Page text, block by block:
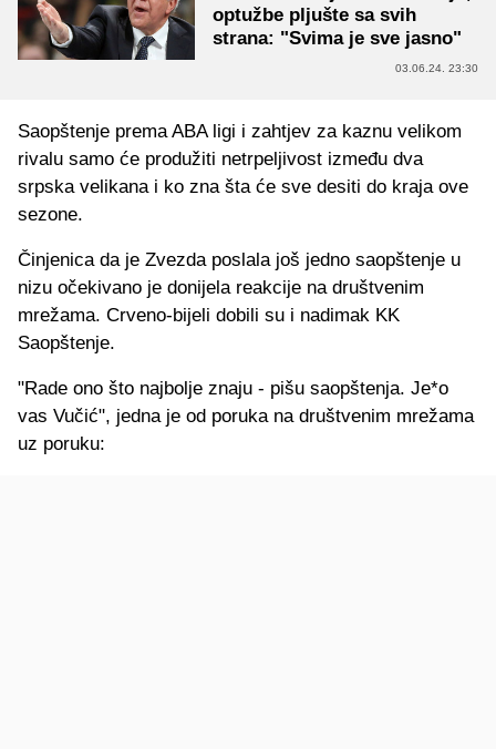
optužbe pljušte sa svih
strana: "Svima je sve jasno"
03.06.24. 23:30
Saopštenje prema ABA ligi i zahtjev za kaznu velikom
rivalu samo će produžiti netrpeljivost između dva
srpska velikana i ko zna šta će sve desiti do kraja ove
sezone.
Činjenica da je Zvezda poslala još jedno saopštenje u
nizu očekivano je donijela reakcije na društvenim
mrežama. Crveno-bijeli dobili su i nadimak KK
Saopštenje.
"Rade ono što najbolje znaju - pišu saopštenja. Je*o
vas Vučić", jedna je od poruka na društvenim mrežama
uz poruku: